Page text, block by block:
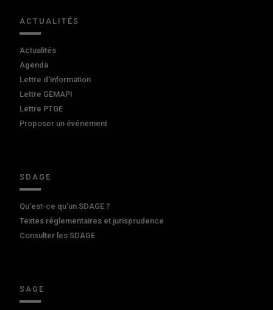
ACTUALITÉS
Actualités
Agenda
Lettre d'information
Lettre GEMAPI
Lettre PTGE
Proposer un événement
SDAGE
Qu'est-ce qu'un SDAGE ?
Textes réglementaires et jurisprudence
Consulter les SDAGE
SAGE